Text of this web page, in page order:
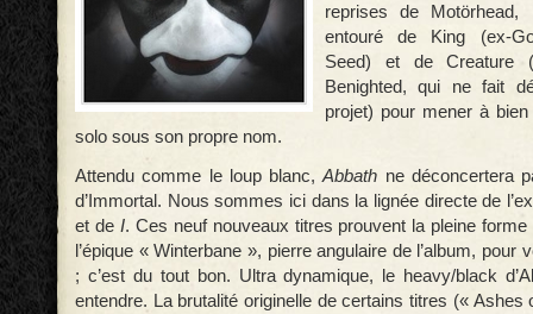
reprises de Motörhead,
entouré de King (ex-
Seed) et de Creature
Benighted, qui ne fait
projet) pour mener à
solo sous son propre nom.
Attendu comme le loup blanc,Abbath ne déconcertera
d’Immortal. Nous sommes ici dans la lignée directe de
et deI. Ces neuf nouveaux titres prouvent la pleine forme
l’épique « Winterbane », pierre angulaire de l’album, pour
; c’est du tout bon. Ultra dynamique, le heavy/black
entendre. La brutalité originelle de certains titres (« Ashes